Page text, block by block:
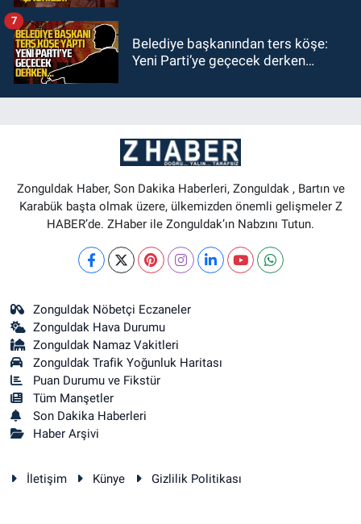
Belediye başkanından ters köşe:
Yeni Parti’ye geçecek derken…
7
Zonguldak Haber, Son Dakika Haberleri, Zonguldak , Bartın ve
Karabük başta olmak üzere, ülkemizden önemli gelişmeler Z
HABER’de. ZHaber ile Zonguldak’ın Nabzını Tutun.
Zonguldak Nöbetçi Eczaneler
Zonguldak Hava Durumu
Zonguldak Namaz Vakitleri
Zonguldak Trafik Yoğunluk Haritası
Puan Durumu ve Fikstür
Tüm Manşetler
Son Dakika Haberleri
Haber Arşivi
İletişim Künye Gizlilik Politikası